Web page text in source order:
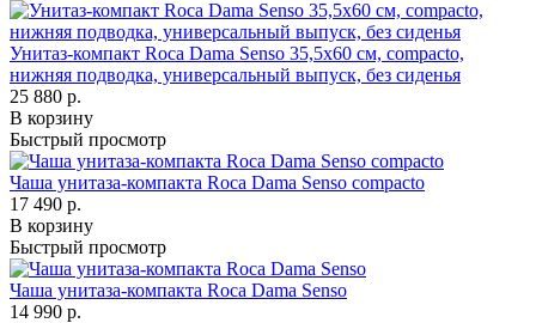
Унитаз-компакт Roca Dama Senso 35,5х60 см, compacto,
нижняя подводка, универсальный выпуск, без сиденья
25 880 р.
В корзину
Быстрый просмотр
Чаша унитаза-компакта Roca Dama Senso compacto
17 490 р.
В корзину
Быстрый просмотр
Чаша унитаза-компакта Roca Dama Senso
14 990 р.